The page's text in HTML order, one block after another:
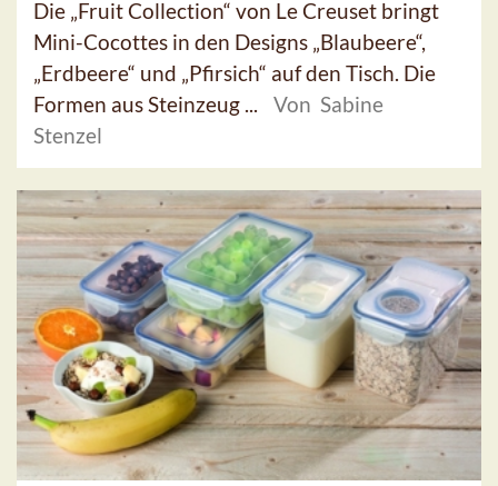
Die „Fruit Collection“ von Le Creuset bringt
Mini-Cocottes in den Designs „Blaubeere“,
„Erdbeere“ und „Pfirsich“ auf den Tisch. Die
Formen aus Steinzeug ...
Von Sabine
Stenzel